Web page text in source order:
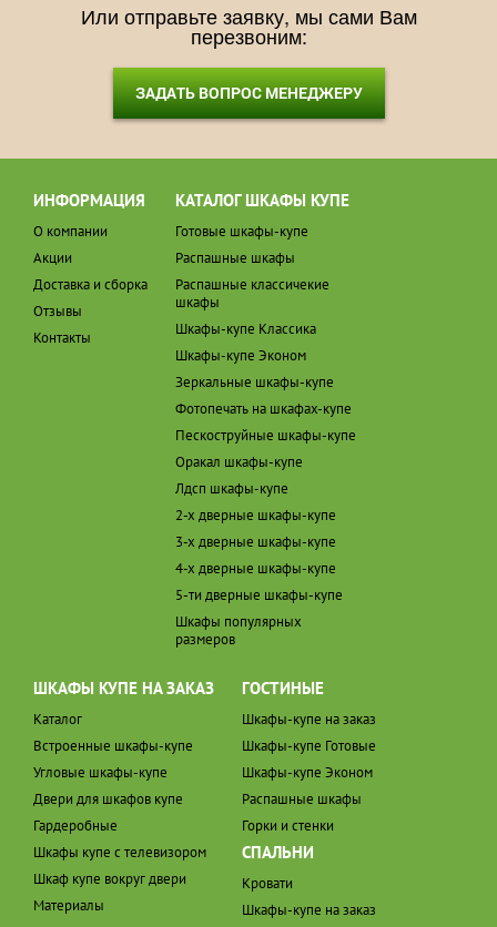
Или отправьте заявку, мы сами Вам
перезвоним:
ЗАДАТЬ ВОПРОС МЕНЕДЖЕРУ
ИНФОРМАЦИЯ
О компании
Акции
Доставка и сборка
Отзывы
Контакты
КАТАЛОГ ШКАФЫ КУПЕ
Готовые шкафы-купе
Распашные шкафы
Распашные классичекие
шкафы
Шкафы-купе Классика
Шкафы-купе Эконом
Зеркальные шкафы-купе
Фотопечать на шкафах-купе
Пескоструйные шкафы-купе
Оракал шкафы-купе
Лдсп шкафы-купе
2-х дверные шкафы-купе
3-х дверные шкафы-купе
4-х дверные шкафы-купе
5-ти дверные шкафы-купе
Шкафы популярных
размеров
ШКАФЫ КУПЕ НА ЗАКАЗ
Каталог
Встроенные шкафы-купе
Угловые шкафы-купе
Двери для шкафов купе
Гардеробные
Шкафы купе с телевизором
Шкаф купе вокруг двери
Материалы
ГОСТИНЫЕ
Шкафы-купе на заказ
Шкафы-купе Готовые
Шкафы-купе Эконом
Распашные шкафы
Горки и стенки
СПАЛЬНИ
Кровати
Шкафы-купе на заказ